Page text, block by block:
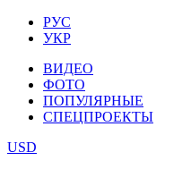
РУС
УКР
ВИДЕО
ФОТО
ПОПУЛЯРНЫЕ
СПЕЦПРОЕКТЫ
USD